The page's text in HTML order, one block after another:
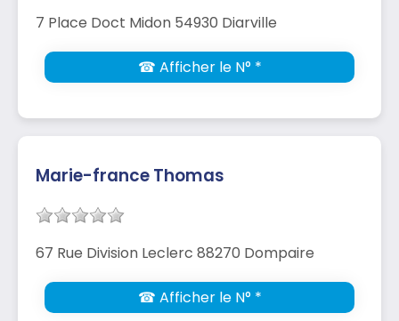
7 Place Doct Midon 54930 Diarville
☎ Afficher le N° *
Marie-france Thomas
67 Rue Division Leclerc 88270 Dompaire
☎ Afficher le N° *